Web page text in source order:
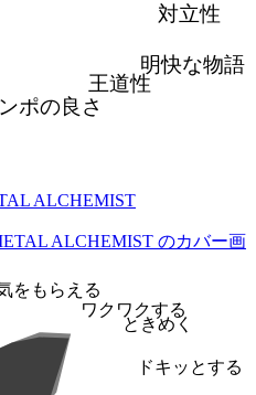
対立性
明快な物語
王道性
ポの良さ
ALCHEMIST
をもらえる
ワクワクする
ときめく
ドキッとする